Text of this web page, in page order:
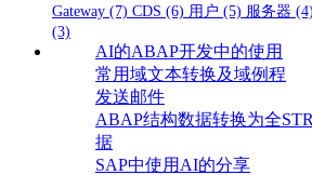
Gateway (7) CDS (6) 用户 (5) 服务器 (4)
(3)
AI的ABAP开发中的使用
常用域文本转换及域例程
发送邮件
ABAP结构数据转换为全
据
SAP中使用AI的分享